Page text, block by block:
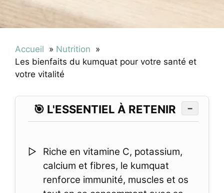
Accueil
Nutrition
Les bienfaits du kumquat pour votre santé et
votre vitalité
🎯 L'ESSENTIEL À RETENIR −
Riche en vitamine C, potassium,
calcium et fibres, le kumquat
renforce immunité, muscles et os